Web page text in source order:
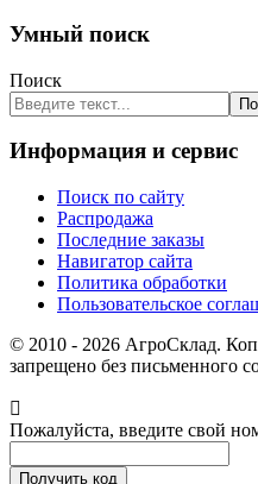
Умный поиск
Поиск
Информация и сервис
Поиск по сайту
Распродажа
Последние заказы
Навигатор сайта
Политика обработки
Пользовательское
© 2010 - 2026 АгроСклад.
запрещено без письменного
Пожалуйста, введите свой